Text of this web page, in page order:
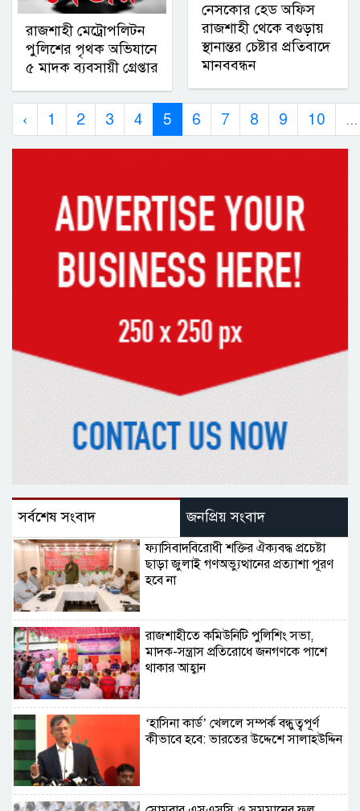
রাজশাহী মেট্রোপলিটন
পুলিশের পৃথক অভিযানে
৫ মাদক ব্যবসায়ী গ্রেপ্তার
নেসকোর হেড অফিস
রাজশাহী থেকে বগুড়ায়
স্থানান্তর চেষ্টার প্রতিবাদে
মানববন্ধন
‹ 1 2 3 4 5 6 7 8 9 10 ...
সর্বশেষ সংবাদ জনপ্রিয় সংবাদ
ফ্যাসিবাদবিরোধী শক্তির ঐক্যবদ্ধ প্রচেষ্টা
ছাড়া জুলাই গণঅভ্যুত্থানের প্রত্যাশা পূরণ
হবে না
রাজশাহীতে কমিউনিটি পুলিশিং সভা,
মাদক-সন্ত্রাস প্রতিরোধে জনগণকে পাশে
থাকার আহ্বান
‘হাসিনা কার্ড’ খেললে সম্পর্ক বন্ধুত্বপূর্ণ
কীভাবে হবে: ভারতের উদ্দেশে সালাহউদ্দিন